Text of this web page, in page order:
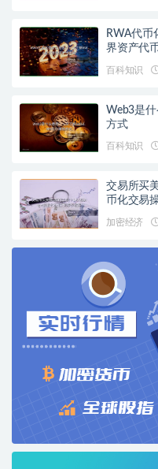
RWA代币
界资产代
百科知识
Web3是
方式
百科知识
交易所买
币化交易
加密经济